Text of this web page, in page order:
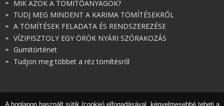
MIK AZOK A TÖMÍTŐANYAGOK?
TUDJ MEG MINDENT A KARIMA TÖMÍTÉSEKRŐL
A TÖMÍTÉSEK FELADATA ÉS RENDSZEREZÉSE
VÍZIPISZTOLY EGY ÖRÖK NYÁRI SZÓRAKOZÁS
Gumitörténet
Tudjon meg többet a réz tömítésről
A honlapon használt sütik (cookie) elfogadásával, kényelmesebbé teheti a